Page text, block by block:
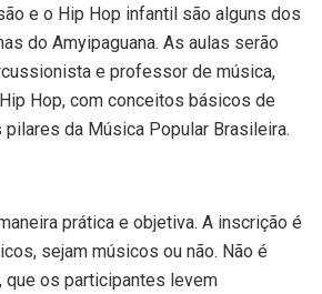
e o Hip Hop infantil são alguns dos
do Amyipaguana. As aulas serão
e professor de música,
Hop, com conceitos básicos de
da Música Popular Brasileira.
prática e objetiva. A inscrição é
sejam músicos ou não. Não é
que os participantes levem